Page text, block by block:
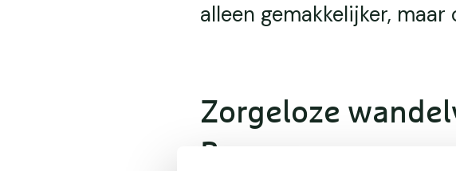
alleen gemakkelijker,
Zorgeloze
Bagagevervoer